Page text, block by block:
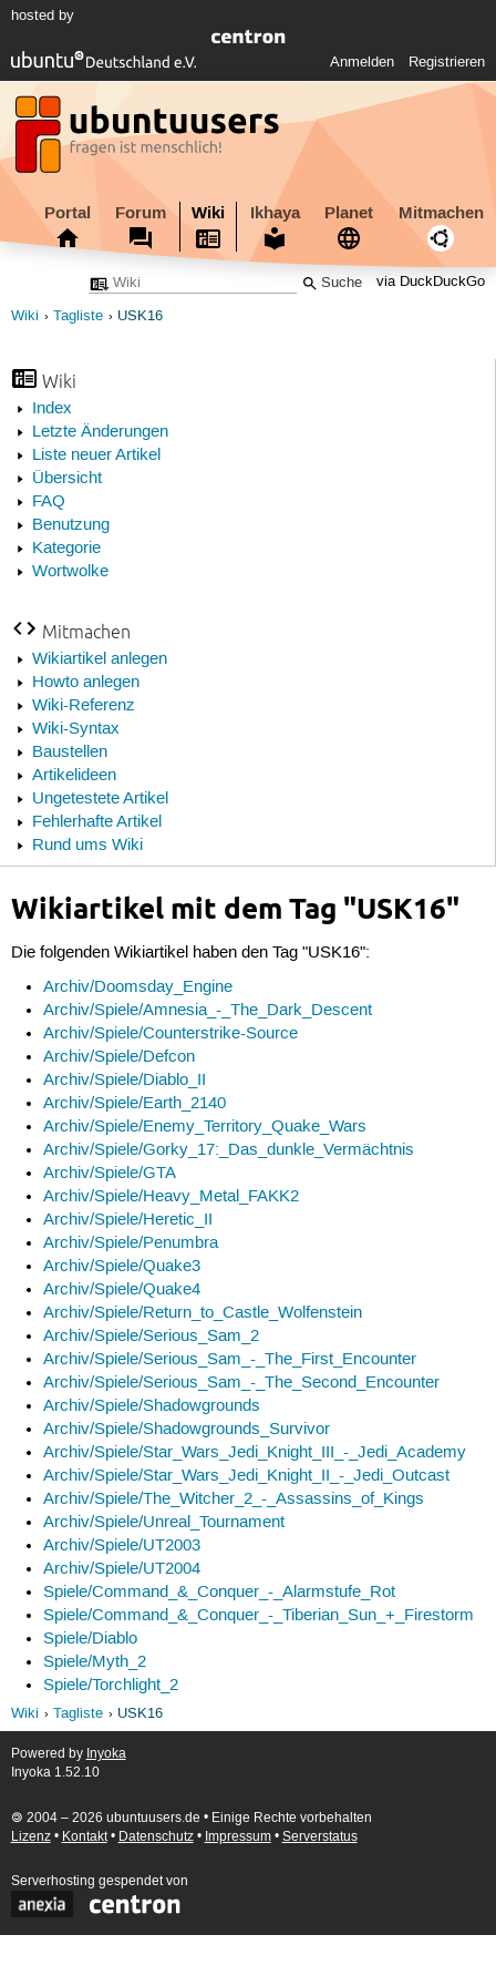
hosted by
Anmelden Registrieren
Portal Forum Wiki Ikhaya Planet Mitmachen
via DuckDuckGo
Wiki Tagliste USK16
Wiki
Index
Letzte Änderungen
Liste neuer Artikel
Übersicht
FAQ
Benutzung
Kategorie
Wortwolke
Mitmachen
Wikiartikel anlegen
Howto anlegen
Wiki-Referenz
Wiki-Syntax
Baustellen
Artikelideen
Ungetestete Artikel
Fehlerhafte Artikel
Rund ums Wiki
Wikiartikel mit dem Tag "USK16"
Die folgenden Wikiartikel haben den Tag "USK16":
Archiv/Doomsday_Engine
Archiv/Spiele/Amnesia_-_The_Dark_Descent
Archiv/Spiele/Counterstrike-Source
Archiv/Spiele/Defcon
Archiv/Spiele/Diablo_II
Archiv/Spiele/Earth_2140
Archiv/Spiele/Enemy_Territory_Quake_Wars
Archiv/Spiele/Gorky_17:_Das_dunkle_Vermächtnis
Archiv/Spiele/GTA
Archiv/Spiele/Heavy_Metal_FAKK2
Archiv/Spiele/Heretic_II
Archiv/Spiele/Penumbra
Archiv/Spiele/Quake3
Archiv/Spiele/Quake4
Archiv/Spiele/Return_to_Castle_Wolfenstein
Archiv/Spiele/Serious_Sam_2
Archiv/Spiele/Serious_Sam_-_The_First_Encounter
Archiv/Spiele/Serious_Sam_-_The_Second_Encounter
Archiv/Spiele/Shadowgrounds
Archiv/Spiele/Shadowgrounds_Survivor
Archiv/Spiele/Star_Wars_Jedi_Knight_III_-_Jedi_Academy
Archiv/Spiele/Star_Wars_Jedi_Knight_II_-_Jedi_Outcast
Archiv/Spiele/The_Witcher_2_-_Assassins_of_Kings
Archiv/Spiele/Unreal_Tournament
Archiv/Spiele/UT2003
Archiv/Spiele/UT2004
Spiele/Command_&_Conquer_-_Alarmstufe_Rot
Spiele/Command_&_Conquer_-_Tiberian_Sun_+_Firestorm
Spiele/Diablo
Spiele/Myth_2
Spiele/Torchlight_2
Wiki Tagliste USK16
Powered by Inyoka
Inyoka 1.52.10
🄯 2004 – 2026 ubuntuusers.de • Einige Rechte vorbehalten
Lizenz• Kontakt• Datenschutz• Impressum• Serverstatus
Serverhosting gespendet von